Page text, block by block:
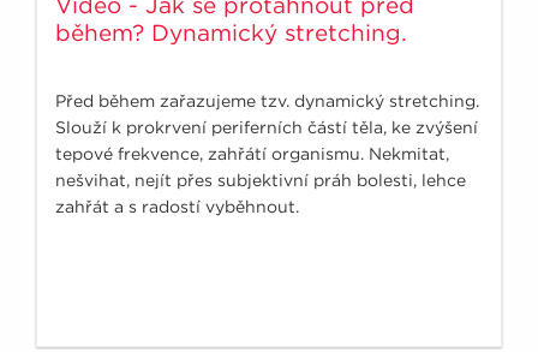
během? Dynamický stretching.
Před během zařazujeme tzv. dynamický stretching.
Slouží k prokrvení periferních částí těla, ke zvýšení
tepové frekvence, zahřátí organismu. Nekmitat,
nešvihat, nejít přes subjektivní práh bolesti, lehce
zahřát a s radostí vyběhnout.